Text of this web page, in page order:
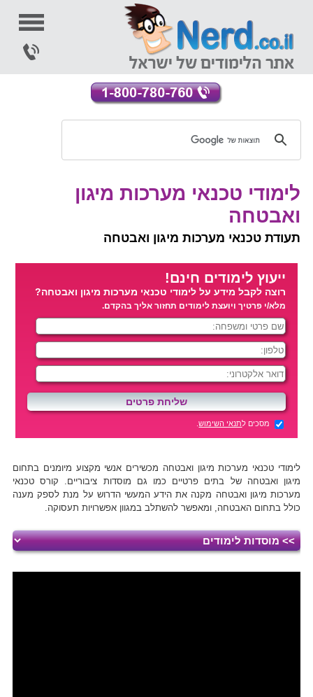
לימודי טכנאי מערכות מיגון
ואבטחה
תעודת טכנאי מערכות מיגון ואבטחה
ייעוץ לימודים חינם!
רוצה לקבל מידע על לימודי טכנאי מערכות מיגון ואבטחה?
מלא/י פרטיך ויועצת לימודים תחזור אליך בהקדם.
מסכים לתנאי השימוש.
לימודי טכנאי מערכות מיגון ואבטחה מכשירים אנשי מקצוע מיומנים בתחום
מיגון ואבטחה של בתים פרטיים כמו גם מוסדות ציבוריים. קורס טכנאי
מערכות מיגון ואבטחה מקנה את הידע המעשי הדרוש על מנת לספק מענה
כולל בתחום האבטחה, ומאפשר להשתלב במגוון אפשרויות תעסוקה.